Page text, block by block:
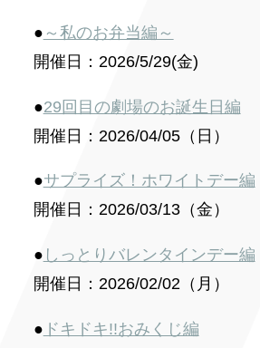
● ～私のお弁当編～
開催日：2026/5/29(金)
●29回目の劇場のお誕生日編
開催日：2026/04/05（日）
●サプライズ！ホワイトデー編
開催日：2026/03/13（金）
● しっとりバレンタインデー編
開催日：2026/02/02（月）
● ドキドキ!!おみくじ編